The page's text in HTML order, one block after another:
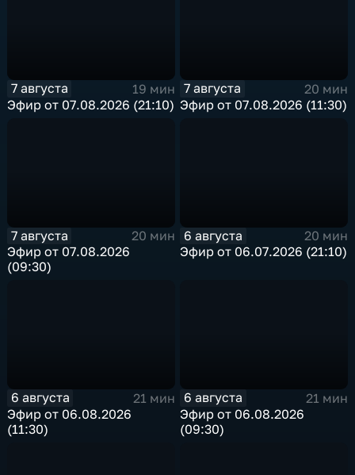
7 августа
19 мин
Эфир от 07.08.2026 (21:10)
7 августа
20 мин
Эфир от 07.08.2026 (11:30)
7 августа
20 мин
Эфир от 07.08.2026
(09:30)
6 августа
20 мин
Эфир от 06.07.2026 (21:10)
6 августа
21 мин
Эфир от 06.08.2026
(11:30)
6 августа
21 мин
Эфир от 06.08.2026
(09:30)